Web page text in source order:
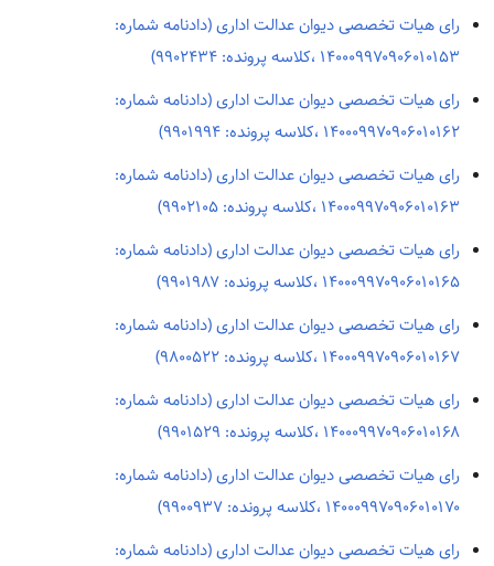
رای هیات تخصصی دیوان عدالت اداری (دادنامه شماره:
۱۴۰۰۰۹۹۷۰۹۰۶۰۱۰۱۵۳ ،کلاسه پرونده: ۹۹۰۲۴۳۴)
رای هیات تخصصی دیوان عدالت اداری (دادنامه شماره:
۱۴۰۰۰۹۹۷۰۹۰۶۰۱۰۱۶۲ ،کلاسه پرونده: ۹۹۰۱۹۹۴)
رای هیات تخصصی دیوان عدالت اداری (دادنامه شماره:
۱۴۰۰۰۹۹۷۰۹۰۶۰۱۰۱۶۳ ،کلاسه پرونده: ۹۹۰۲۱۰۵)
رای هیات تخصصی دیوان عدالت اداری (دادنامه شماره:
۱۴۰۰۰۹۹۷۰۹۰۶۰۱۰۱۶۵ ،کلاسه پرونده: ۹۹۰۱۹۸۷)
رای هیات تخصصی دیوان عدالت اداری (دادنامه شماره:
۱۴۰۰۰۹۹۷۰۹۰۶۰۱۰۱۶۷ ،کلاسه پرونده: ۹۸۰۰۵۲۲)
رای هیات تخصصی دیوان عدالت اداری (دادنامه شماره:
۱۴۰۰۰۹۹۷۰۹۰۶۰۱۰۱۶۸ ،کلاسه پرونده: ۹۹۰۱۵۲۹)
رای هیات تخصصی دیوان عدالت اداری (دادنامه شماره:
۱۴۰۰۰۹۹۷۰۹۰۶۰۱۰۱۷۰ ،کلاسه پرونده: ۹۹۰۰۹۳۷)
رای هیات تخصصی دیوان عدالت اداری (دادنامه شماره: